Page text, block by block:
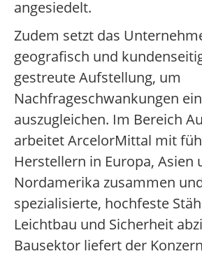
angesiedelt.
Zudem setzt das
geografisch und
gestreute Aufstellung, um
Nachfrageschwankungen
auszugleichen. Im Bereich
arbeitet ArcelorMittal mit
Herstellern in Europa, Asien
Nordamerika zusammen
spezialisierte, hochfeste
Leichtbau und Sicherheit
Bausektor liefert der